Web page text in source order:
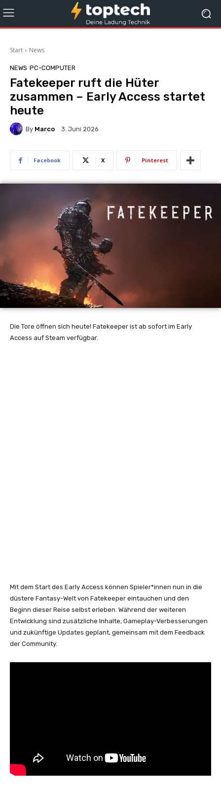
Start News
NEWS PC-COMPUTER
Fatekeeper ruft die Hüter
zusammen – Early Access startet
heute
By Marco 3. Juni 2026
Facebook X Pinterest
Die Tore öffnen sich heute! Fatekeeper ist ab sofort im Early
Access auf Steam verfügbar.
Mit dem Start des Early Access können Spieler*innen nun in die
düstere Fantasy-Welt von Fatekeeper eintauchen und den
Beginn dieser Reise selbst erleben. Während der weiteren
Entwicklung sind zusätzliche Inhalte, Gameplay-Verbesserungen
und zukünftige Updates geplant, gemeinsam mit dem Feedback
der Community.